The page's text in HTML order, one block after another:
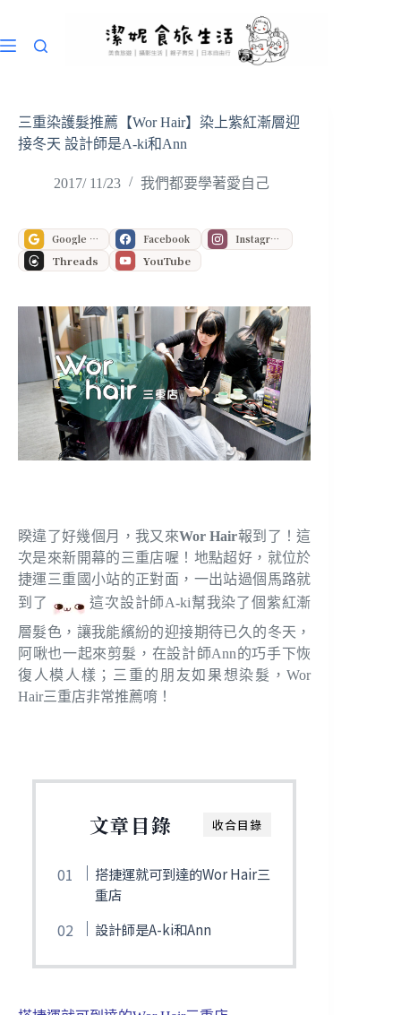
主
三重染護髮推薦【Wor Hair】染上紫紅漸層迎
接冬天 設計師是A-ki和Ann
2017/ 11/23 我們都要學著愛自己
Google 偏好來源 Facebook Instagram
Threads YouTube
睽違了好幾個月，我又來Wor Hair報到了！這
次是來新開幕的三重店喔！地點超好，就位於
捷運三重國小站的正對面，一出站過個馬路就
到了
這次設計師A-ki幫我染了個紫紅漸
層髮色，讓我能繽紛的迎接期待已久的冬天，
阿啾也一起來剪髮，在設計師Ann的巧手下恢
復人模人樣；三重的朋友如果想染髮，Wor
Hair三重店非常推薦唷！
收合目錄
文章目錄
搭捷運就可到達的Wor Hair三
重店
設計師是A-ki和Ann